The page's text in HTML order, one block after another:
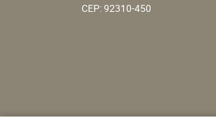
CEP: 92310-450